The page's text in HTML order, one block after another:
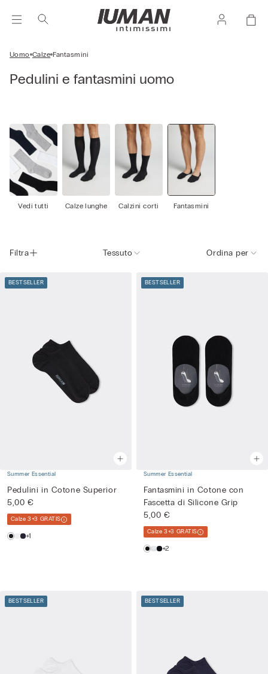
Uomo Calze Fantasmini
Pedulini e fantasmini uomo
Vedi tutti Calze lunghe Calzini corti Fantasmini
Filtra Tessuto Ordina per
BESTSELLER
Summer Essential
Pedulini in Cotone Superior
5,00 €
Calze 3+3 GRATIS
+1
BESTSELLER
Summer Essential
Fantasmini in Cotone con
Fascetta di Silicone Grip
5,00 €
Calze 3+3 GRATIS
+2
BESTSELLER BESTSELLER